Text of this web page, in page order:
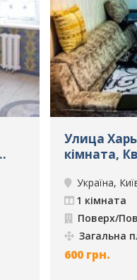
Улица
кімната,
Україна,
1 кімната
Поверх/
Загальна
600 грн.